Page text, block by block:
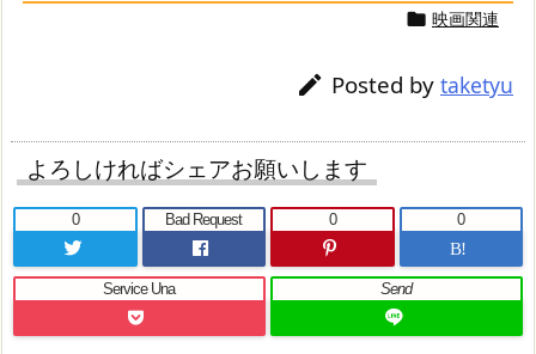
 映画関連
 Posted by taketyu
よろしければシェアお願いします
0 Bad Request
0
B!
0
Service Una Send